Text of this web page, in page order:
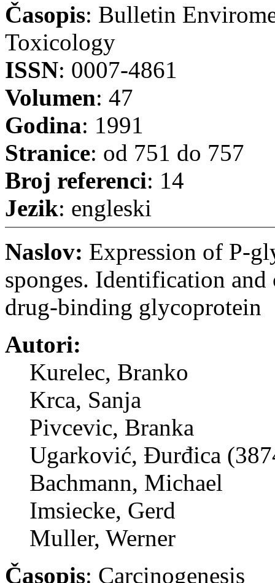
Časopis: Bulletin
Toxicology
ISSN: 0007-4861
Volumen: 47
Godina: 1991
Stranice: od 751 do 757
Broj referenci: 14
Jezik: engleski
Naslov: Expression of P-
sponges. Identification
drug-binding glycoprotein
Autori:
Kurelec, Branko
Krca, Sanja
Pivcevic, Branka
Ugarković, Đurđica
Bachmann, Michael
Imsiecke, Gerd
Muller, Werner
Časopis: Carcinogenesis